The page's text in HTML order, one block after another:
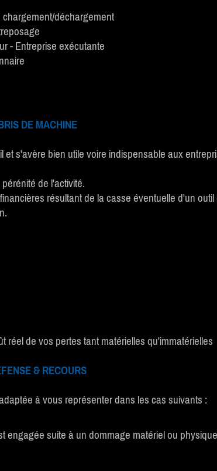
déchargement
- Entreprise exécutante
DE MACHINE
s'avère bien utile voire indispensable aux
de l'activité.
résultant de la casse éventuelle d'un
réel de vos pertes tant matérielles qu'immatérielles
& RECOURS
à vous représenter dans les cas suivants :
engagée suite à un dommage matériel ou